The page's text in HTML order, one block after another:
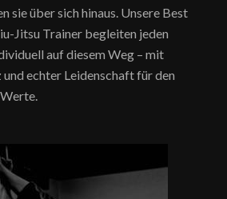
sie über sich hinaus. Unsere Best
Jitsu Trainer begleiten jeden
auf diesem Weg – mit
echter Leidenschaft für den